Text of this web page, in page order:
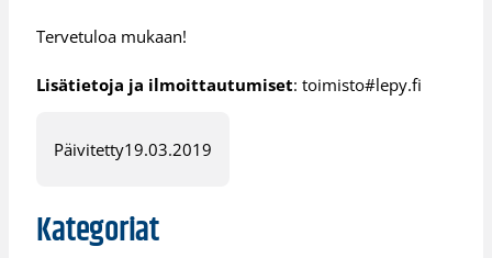
Tervetuloa mukaan!
Lisätietoja ja ilmoittautumiset: toimisto#lepy.fi
Päivitetty19.03.2019
Kategoriat